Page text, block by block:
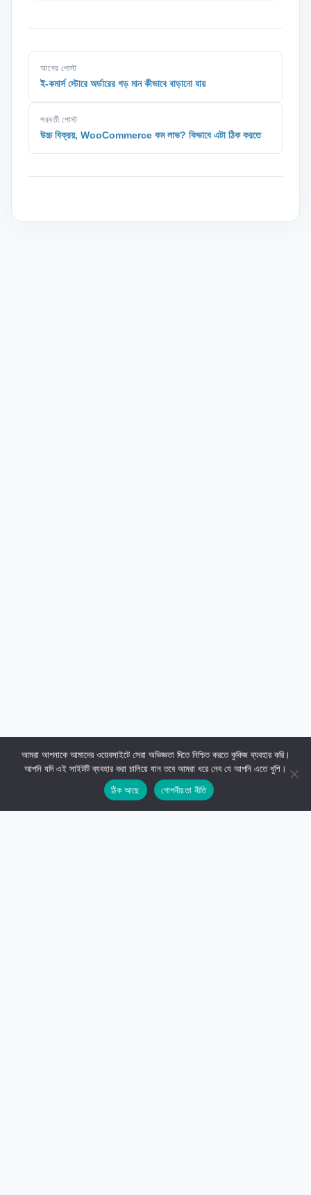
আগের পোস্ট
ই-কমার্স স্টোরে অর্ডারের গড় মান কীভাবে বাড়ানো যায়
পরবর্তী পোস্ট
উচ্চ বিক্রয়, WooCommerce কম লাভ? কিভাবে এটা ঠিক করতে
আমরা আপনাকে আমাদের ওয়েবসাইটে সেরা অভিজ্ঞতা দিতে নিশ্চিত করতে কুকিজ ব্যবহার করি।
আপনি যদি এই সাইটটি ব্যবহার করা চালিয়ে যান তবে আমরা ধরে নেব যে আপনি এতে খুশি।
ঠিক আছে
গোপনীয়তা নীতি